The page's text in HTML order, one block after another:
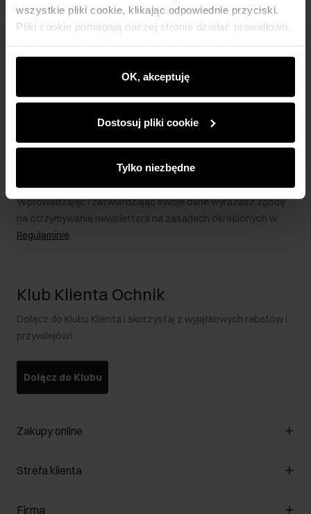
wszystkie pliki cookie, klikając odpowiednie przyciski.
Pliki cookie pomagają naszej stronie działać prawidłowo.
wyświetlać im dopasowane do ich preferencji treści,
rekomendacje oraz komunikaty reklamowe informujące o
najnowszych promocjach w e-sklepie. Informacje o tym,
partnerom społecznościowym, reklamowym i
analitycznym. Partnerzy mogą połączyć te informacje z
podczas korzystania z ich usług.
OK, akceptuję
Dostosuj pliki cookie
Tylko niezbędne
Newsletter
Bądź na bieżąco z nowościami i promocjami!
Zapisz się
Wprowadzając i zatwierdzając swoje dane wyrażasz zgodę
na otrzymywanie newslettera na zasadach określonych w
Regulaminie.
Klub Klienta Ochnik
Dołącz do Klubu Klienta i skorzystaj z wyjątkowych rabatów i
przywilejów!
Dołącz do Klubu
Zakupy online
Zarządzaj cookies
Strefa klienta
Klub Klienta
Firma